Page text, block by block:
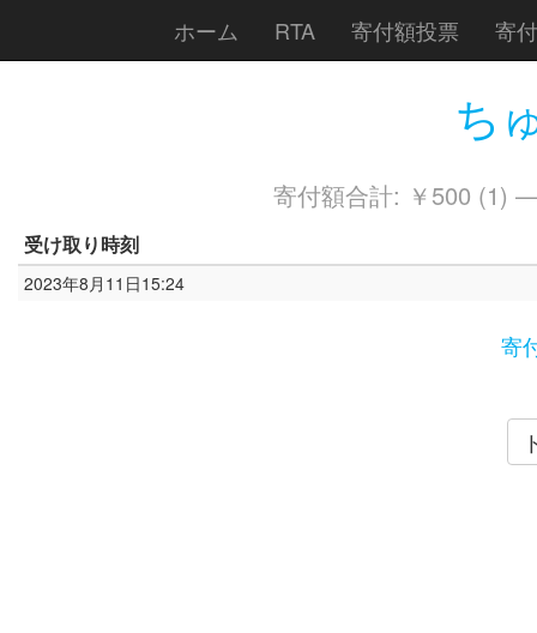
ホーム RTA 寄付額投票 寄
ち
寄付額合計: ￥500 (1)
受け取り時刻
2023年8月11日15:24
寄